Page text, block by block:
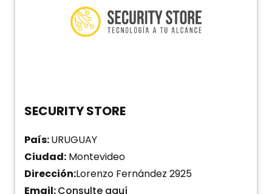
SECURITY STORE
País:URUGUAY
Ciudad: Montevideo
Dirección:Lorenzo Fernández 2925
Email:Consulte aquí